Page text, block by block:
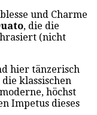
und Charme
, die die
(nicht
hier tänzerisch
klassischen
höchst
Impetus dieses